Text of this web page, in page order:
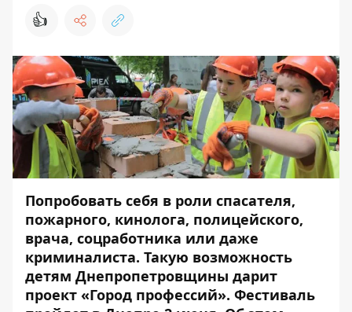
👍
Попробовать себя в роли спасателя,
пожарного, кинолога, полицейского,
врача, соцработника или даже
криминалиста. Такую возможность
детям Днепропетровщины дарит
проект «Город профессий». Фестиваль